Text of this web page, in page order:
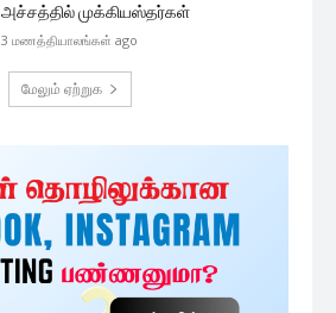
அச்சத்தில் முக்கியஸ்தர்கள்
3 மணத்தியாலங்கள் ago
மேலும் ஏற்றுக